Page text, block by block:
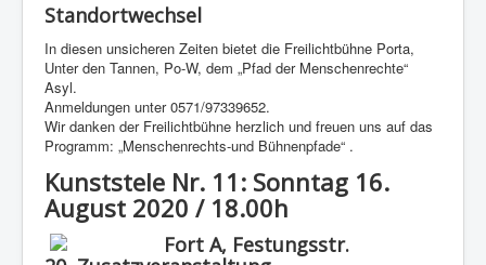
Standortwechsel
In diesen unsicheren Zeiten bietet die Freilichtbühne Porta,
Unter den Tannen, Po-W, dem „Pfad der Menschenrechte“
Asyl.
Anmeldungen unter 0571/97339652.
Wir danken der Freilichtbühne herzlich und freuen uns auf das
Programm: „Menschenrechts-und Bühnenpfade“ .
Kunststele Nr. 11: Sonntag 16.
August 2020 / 18.00h
Fort A, Festungsstr.